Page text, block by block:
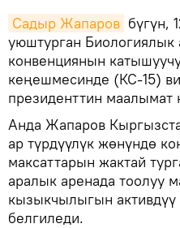
Садыр Жапаров бүгүн,
уюштурган Биологиялык
конвенциянын
кеңешмесинде (КС-15)
президенттин
Анда Жапаров
ар түрдүүлүк жөнүндө
максаттарын жактай
аралык аренада тоолуу
кызыкчылыгын активдүү
белгиледи.